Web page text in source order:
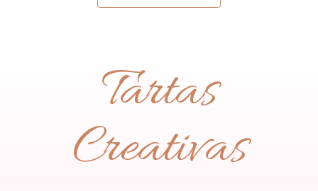
Tartas
Creativas